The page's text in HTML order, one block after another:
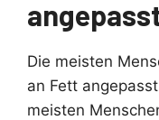
Die meisten
an Fett
meisten